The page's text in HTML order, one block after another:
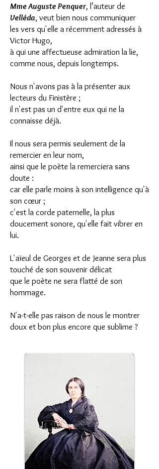
Mme Auguste Penquer, l’auteur de
Velléda, veut bien nous communiquer
les vers qu'elle a récemment adressés à
Victor Hugo,
à qui une affectueuse admiration la lie,
comme nous, depuis longtemps.
Nous n'avons pas à la présenter aux
lecteurs du Finistère ;
il n'est pas un d'entre eux qui ne la
connaisse déjà.
Il nous sera permis seulement de la
remercier en leur nom,
ainsi que le poète la remerciera sans
doute :
car elle parle moins à son intelligence qu'à
son cœur ;
c'est la corde paternelle, la plus
doucement sonore, qu'elle fait vibrer en
lui.
L'aïeul de Georges et de Jeanne sera plus
touché de son souvenir délicat
que le poète ne sera flatté de son
hommage.
N'a-t-elle pas raison de nous le montrer
doux et bon plus encore que sublime ?